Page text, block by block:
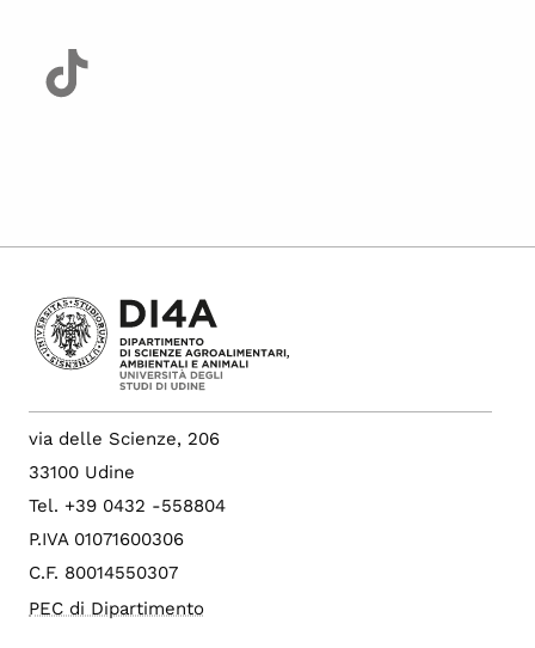
via delle Scienze, 206
33100 Udine
Tel. +39 0432 -558804
P.IVA 01071600306
C.F. 80014550307
PEC di Dipartimento